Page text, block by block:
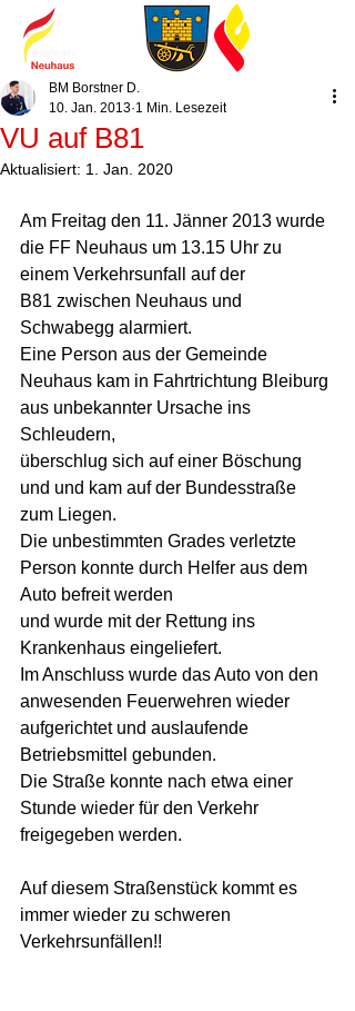
VU auf B81
BM Borstner D.
10. Jan. 2013 1 Min. Lesezeit
Aktualisiert: 1. Jan. 2020
Am Freitag den 11. Jänner 2013 wurde
die FF Neuhaus um 13.15 Uhr zu
einem Verkehrsunfall auf der
B81 zwischen Neuhaus und
Schwabegg alarmiert.
Eine Person aus der Gemeinde
Neuhaus kam in Fahrtrichtung Bleiburg
aus unbekannter Ursache ins
Schleudern,
überschlug sich auf einer Böschung
und und kam auf der Bundesstraße
zum Liegen.
Die unbestimmten Grades verletzte
Person konnte durch Helfer aus dem
Auto befreit werden
und wurde mit der Rettung ins
Krankenhaus eingeliefert.
Im Anschluss wurde das Auto von den
anwesenden Feuerwehren wieder
aufgerichtet und auslaufende
Betriebsmittel gebunden.
Die Straße konnte nach etwa einer
Stunde wieder für den Verkehr
freigegeben werden.
Auf diesem Straßenstück kommt es
immer wieder zu schweren
Verkehrsunfällen!!